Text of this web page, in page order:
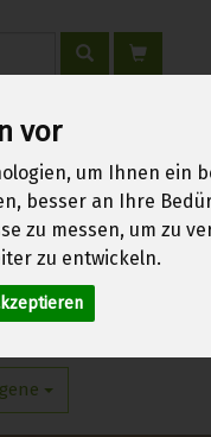
vor
um Ihnen ein
besser an Ihre
zu messen, um zu
zu entwickeln.
Login